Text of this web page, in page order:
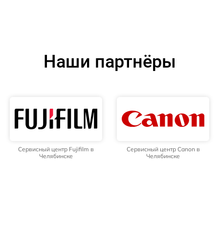
Наши партнёры
Сервисный центр Fujifilm в
Челябинске
Сервисный центр Canon в
Челябинске